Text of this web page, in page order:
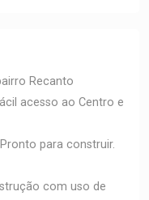
Recanto
acesso ao Centro e
para construir.
com uso de